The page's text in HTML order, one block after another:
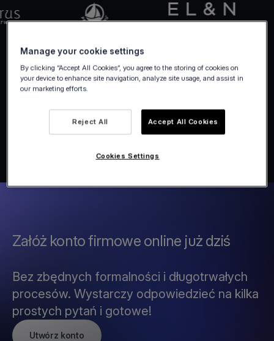
Załóż konto firmowe online już dziś
Bez zbędnych formalności i długotrwałych
procesów. Wystarczy odpowiedzieć na kilka
prostych pytań i gotowe!
Utwórz konto
Manage your cookie settings
By clicking “Accept All Cookies”, you agree to the storing of cookies on
your device to enhance site navigation, analyze site usage, and assist in
our marketing efforts.
Reject All Accept All Cookies
Cookies Settings